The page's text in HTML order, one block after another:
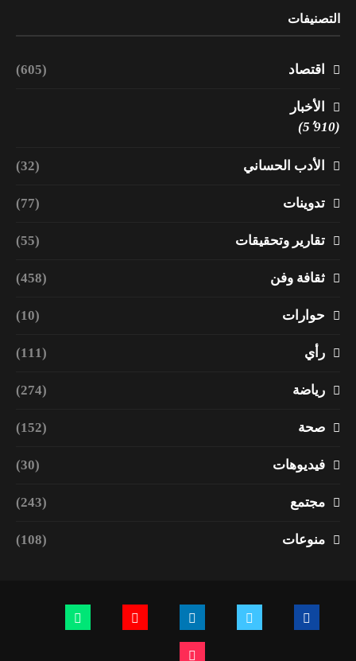
التصنيفات
اقتصاد (605)
الأخبار
(5٬910)
الأدب الحساني (32)
تدوينات (77)
تقارير وتحقيقات (55)
ثقافة وفن (458)
حوارات (10)
رأي (111)
رياضة (274)
صحة (152)
فيديوهات (30)
مجتمع (243)
منوعات (108)